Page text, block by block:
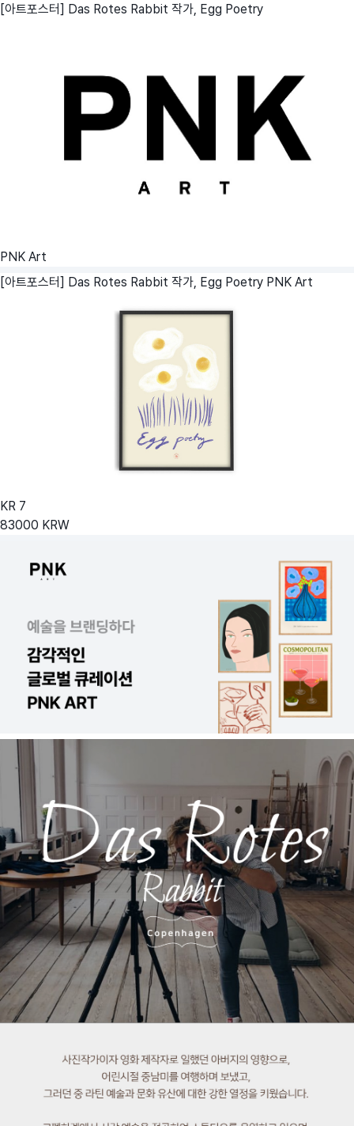
[아트포스터] Das Rotes Rabbit 작가, Egg Poetry
PNK Art
[아트포스터] Das Rotes Rabbit 작가, Egg Poetry PNK Art
KR 7
83000 KRW